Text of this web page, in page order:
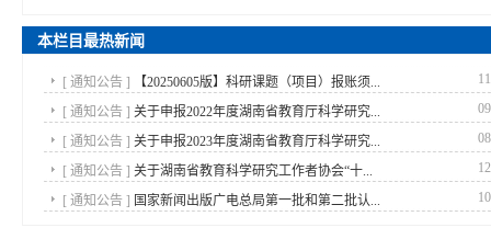
本栏目最热新闻
[ 通知公告 ] 【20250605版】科研课题（项目）报账须...
[ 通知公告 ] 关于申报2022年度湖南省教育厅科学研究...
[ 通知公告 ] 关于申报2023年度湖南省教育厅科学研究...
[ 通知公告 ] 关于湖南省教育科学研究工作者协会“十...
[ 通知公告 ] 国家新闻出版广电总局第一批和第二批认...